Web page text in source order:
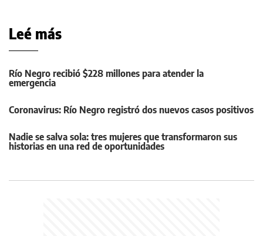
Leé más
Río Negro recibió $228 millones para atender la
emergencia
Coronavirus: Río Negro registró dos nuevos casos positivos
Nadie se salva sola: tres mujeres que transformaron sus
historias en una red de oportunidades